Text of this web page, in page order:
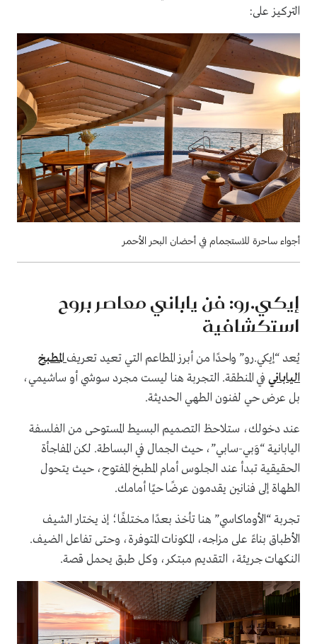
التركيز على:
أجواء ساحرة للاستجمام في أحضان البحر الأحمر
إيكي.رو: فن ياباني معاصر بروح
استكشافية
يُعد “إيكي.رو” واحدًا من أبرز المطاعم التي تعيد تعريفالمطبخ
الياباني في المنطقة. التجربة هنا ليست مجرد سوشي أو ساشيمي،
بل عرض حي لفنون الطهي الحديثة.
عند دخولك، ستلاحظ التصميم البسيط المستوحى من الفلسفة
اليابانية “وَبي-سابي”، حيث الجمال في البساطة. لكن المفاجأة
الحقيقية تبدأ عند الجلوس أمام المطبخ المفتوح، حيث يتحول
الطهاة إلى فنانين يقدمون عرضًا حيًا أمامك.
تجربة “الأوماكاسي” هنا تأخذ بعدًا مختلفًا؛ إذ يختار الشيف
الأطباق بناءً على مزاجه، المكونات المتوفرة، وحتى تفاعل الضيف.
النكهات جريئة، التقديم مبتكر، وكل طبق يحمل قصة.